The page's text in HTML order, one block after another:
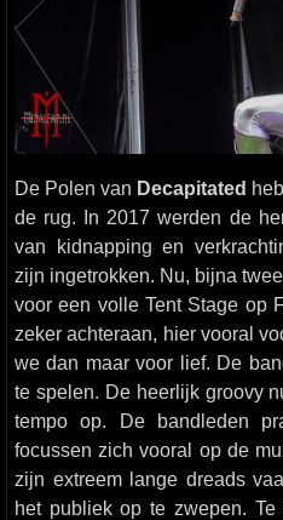
De Polen van Decapitated
de rug. In 2017 werden de
van kidnapping en
zijn ingetrokken. Nu, bijna
voor een volle Tent Stage op
zeker achteraan, hier vooral
we dan maar voor lief. De
te spelen. De heerlijk groovy
tempo op. De bandleden
focussen zich vooral op de
zijn extreem lange dreads
het publiek op te zwepen.